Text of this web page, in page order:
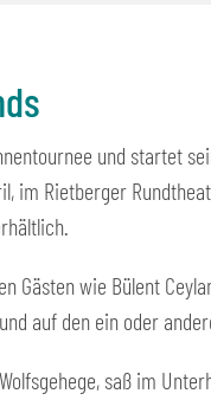
und startet
im Rietberger
wie Bülent
auf den ein oder
saß im